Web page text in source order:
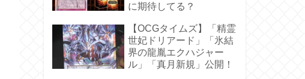
に期待してる？
【OCGタイムズ】「精霊
世妃ドリアード」「氷結
界の龍胤エクハジャー
ル」「真月新規」公開！